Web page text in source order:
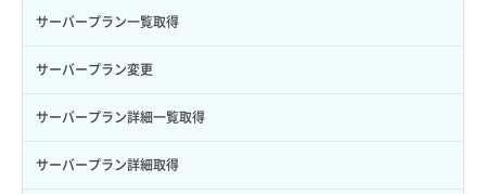
ロール作成
ロール削除
ロール更新
ロール詳細取得
ボリューム削除
ボリューム更新
ボリューム詳細一覧取得
ボリューム詳細取得
サーバープラン一覧取得
サーバープラン変更
サーバープラン詳細一覧取得
サーバープラン詳細取得